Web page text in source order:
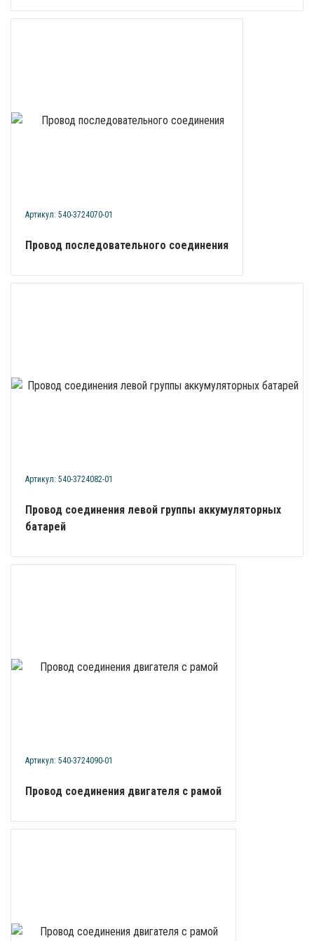
Артикул: 540-3724070-01
Провод последовательного соединения
Артикул: 540-3724082-01
Провод соединения левой группы аккумуляторных
батарей
Артикул: 540-3724090-01
Провод соединения двигателя с рамой